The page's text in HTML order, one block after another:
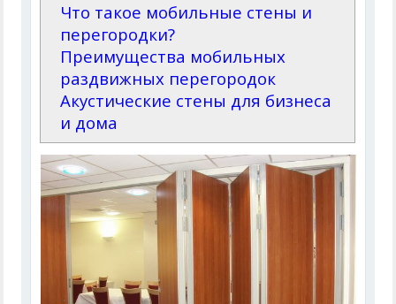
Что такое мобильные стены и
перегородки?
Преимущества мобильных
раздвижных перегородок
Акустические стены для бизнеса
и дома